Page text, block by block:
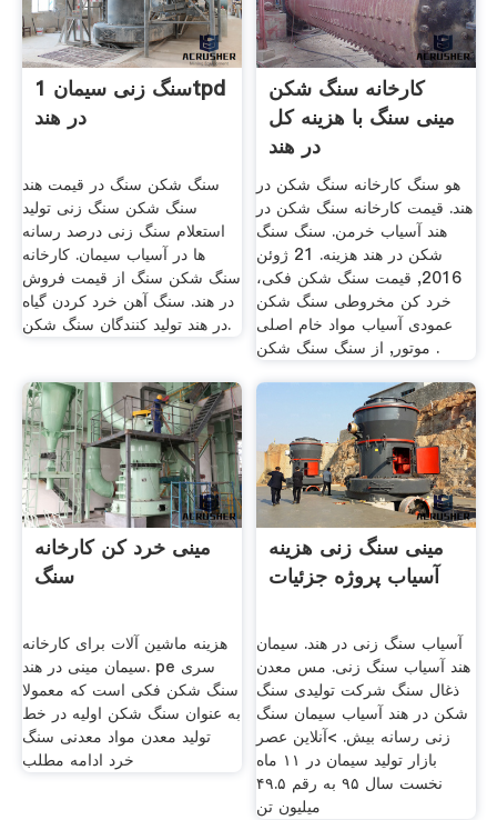
سنگ زنی سیمان 1tpd
در هند
سنگ شکن سنگ در قیمت هند
سنگ شکن سنگ زنی تولید
استعلام سنگ زنی درصد رسانه
ها در آسیاب سیمان. کارخانه
سنگ شکن سنگ از قیمت فروش
در هند. سنگ آهن خرد کردن گیاه
در هند تولید کنندگان سنگ شکن.
کارخانه سنگ شکن
مینی سنگ با هزینه کل
در هند
هو سنگ کارخانه سنگ شکن در
هند. قیمت کارخانه سنگ شکن در
هند آسیاب خرمن. سنگ سنگ
شکن در هند هزینه. 21 ژوئن
2016, قیمت سنگ شکن فکی،
خرد کن مخروطی سنگ شکن
عمودی آسیاب مواد خام اصلی
موتور, از سنگ سنگ شکن .
مینی خرد کن کارخانه
سنگ
هزینه ماشین آلات برای کارخانه
سیمان مینی در هند. pe سری
سنگ شکن فکی است که معمولا
به عنوان سنگ شکن اولیه در خط
تولید معدن مواد معدنی سنگ
خرد ادامه مطلب
مینی سنگ زنی هزینه
آسیاب پروژه جزئیات
آسیاب سنگ زنی در هند. سیمان
هند آسیاب سنگ زنی. مس معدن
ذغال سنگ شرکت تولیدی سنگ
شکن در هند آسیاب سیمان سنگ
زنی رسانه بیش. >آنلاین عصر
بازار تولید سیمان در ۱۱ ماه
نخست سال ۹۵ به رقم ۴۹.۵
میلیون تن